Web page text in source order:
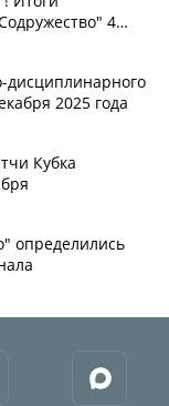
4
дисциплинарного
2025 года
Кубка
определились